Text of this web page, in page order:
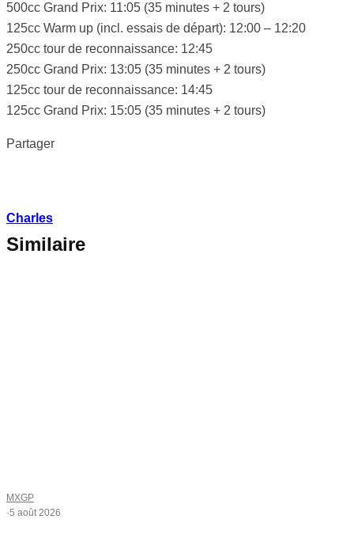
500cc Grand Prix: 11:05 (35 minutes + 2 tours)
125cc Warm up (incl. essais de départ): 12:00 – 12:20
250cc tour de reconnaissance: 12:45
250cc Grand Prix: 13:05 (35 minutes + 2 tours)
125cc tour de reconnaissance: 14:45
125cc Grand Prix: 15:05 (35 minutes + 2 tours)
Partager
Charles
Similaire
MXGP
·5 août 2026